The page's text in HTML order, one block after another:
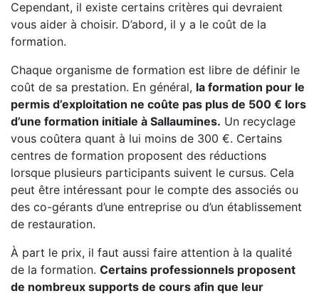
Cependant, il existe certains critères qui devraient
vous aider à choisir. D’abord, il y a le coût de la
formation.
Chaque organisme de formation est libre de définir le
coût de sa prestation. En général, la formation pour le
permis d’exploitation ne coûte pas plus de 500 € lors
d’une formation initiale à Sallaumines. Un recyclage
vous coûtera quant à lui moins de 300 €. Certains
centres de formation proposent des réductions
lorsque plusieurs participants suivent le cursus. Cela
peut être intéressant pour le compte des associés ou
des co-gérants d’une entreprise ou d’un établissement
de restauration.
À part le prix, il faut aussi faire attention à la qualité
de la formation. Certains professionnels proposent
de nombreux supports de cours afin que leur